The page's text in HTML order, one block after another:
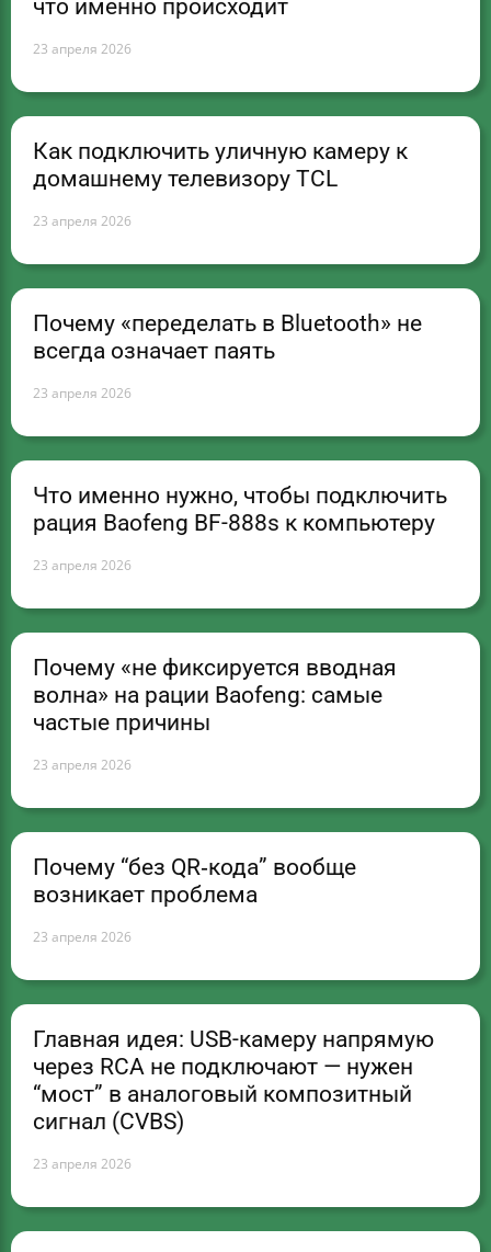
что именно происходит
23 апреля 2026
Как подключить уличную камеру к
домашнему телевизору TCL
23 апреля 2026
Почему «переделать в Bluetooth» не
всегда означает паять
23 апреля 2026
Что именно нужно, чтобы подключить
рация Baofeng BF-888s к компьютеру
23 апреля 2026
Почему «не фиксируется вводная
волна» на рации Baofeng: самые
частые причины
23 апреля 2026
Почему “без QR‑кода” вообще
возникает проблема
23 апреля 2026
Главная идея: USB-камеру напрямую
через RCA не подключают — нужен
“мост” в аналоговый композитный
сигнал (CVBS)
23 апреля 2026